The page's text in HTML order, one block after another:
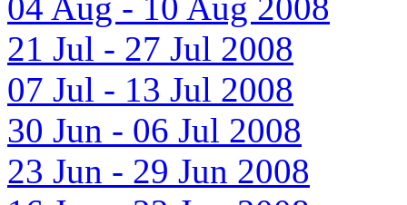
21 Jul - 27 Jul 2008
07 Jul - 13 Jul 2008
30 Jun - 06 Jul 2008
23 Jun - 29 Jun 2008